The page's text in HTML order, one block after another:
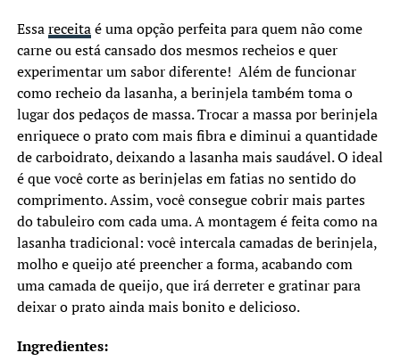
Essareceitaé uma opção perfeita para quem não come
carne ou está cansado dos mesmos recheios e quer
experimentar um sabor diferente! Além de funcionar
como recheio da lasanha, a berinjela também toma o
lugar dos pedaços de massa. Trocar a massa por berinjela
enriquece o prato com mais fibra e diminui a quantidade
de carboidrato, deixando a lasanha mais saudável. O ideal
é que você corte as berinjelas em fatias no sentido do
comprimento. Assim, você consegue cobrir mais partes
do tabuleiro com cada uma. A montagem é feita como na
lasanha tradicional: você intercala camadas de berinjela,
molho e queijo até preencher a forma, acabando com
uma camada de queijo, que irá derreter e gratinar para
deixar o prato ainda mais bonito e delicioso.
Ingredientes: